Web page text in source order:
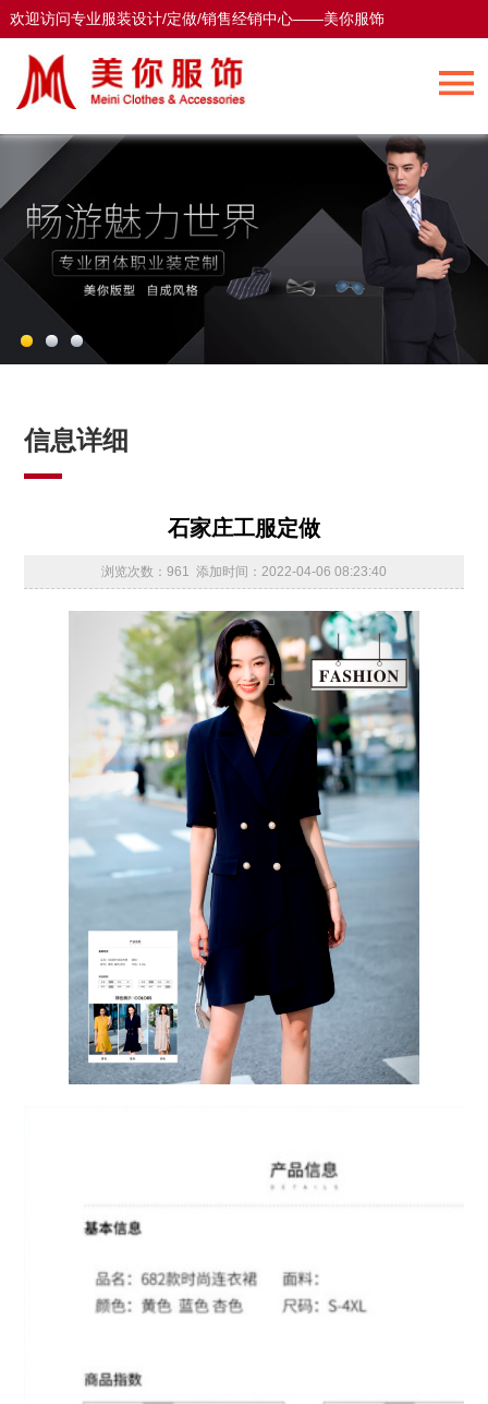
欢迎访问专业服装设计/定做/销售经销中心——美你服饰
欢迎访问专业服装设计/定做/销售经销中心——美你服饰
信息详细
石家庄工服定做
浏览次数：961 添加时间：2022-04-06 08:23:40